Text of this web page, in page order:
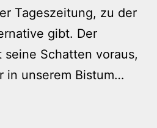
Tageszeitung, zu der
gibt. Der
Schatten voraus,
in unserem Bistum…